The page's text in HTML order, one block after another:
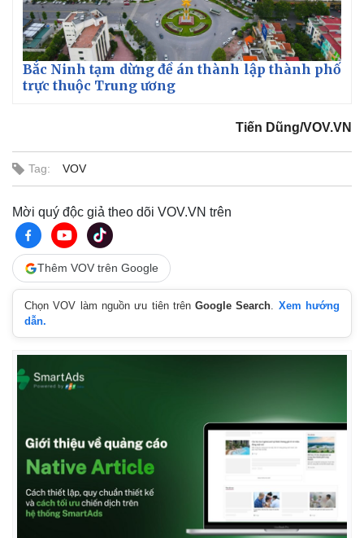
Bắc Ninh tạm dừng đề án thành lập thành phố
trực thuộc Trung ương
Tiến Dũng/VOV.VN
Tag: VOV
Mời quý độc giả theo dõi VOV.VN trên
Thêm VOV trên Google
Chọn VOV làm nguồn ưu tiên trênGoogle Search. Xem hướng
dẫn.